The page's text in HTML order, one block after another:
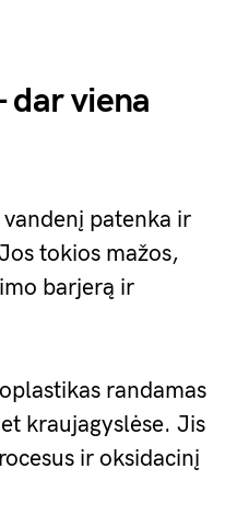
dar viena
patenka ir
tokios mažos,
barjerą ir
randamas
kraujagyslėse. Jis
ir oksidacinį